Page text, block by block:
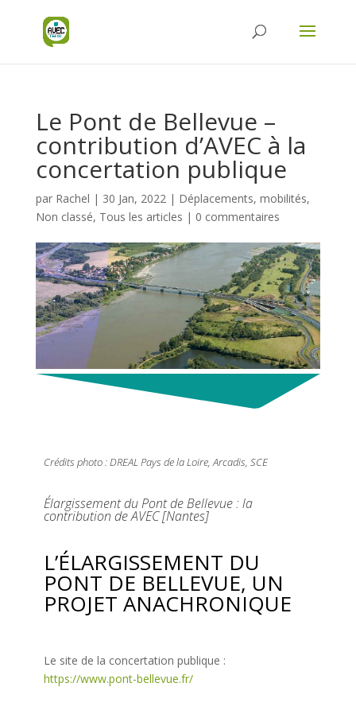
Le Pont de Bellevue –
contribution d’AVEC à la
concertation publique
par Rachel | 30 Jan, 2022| Déplacements, mobilités,
Non classé, Tous les articles | 0 commentaires
Crédits photo :DREAL Pays de la Loire, Arcadis, SCE
Élargissement du Pont de Bellevue : la
contribution de AVEC [Nantes]
L’ÉLARGISSEMENT DU
PONT DE BELLEVUE, UN
PROJET ANACHRONIQUE
Le site de la concertation publique :
https://www.pont-bellevue.fr/